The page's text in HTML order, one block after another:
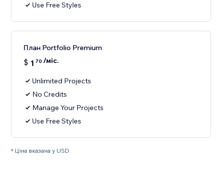
Use Free Styles
План Portfolio Premium
$ 1 70 /міс.
Unlimited Projects
No Credits
Manage Your Projects
Use Free Styles
* Ціна вказана у USD.